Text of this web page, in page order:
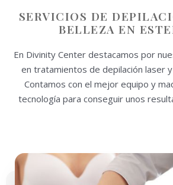
SERVICIOS DE
BELLEZA EN
En Divinity Center destacamos por
en tratamientos de depilación laser
Contamos con el mejor equipo y
tecnología para conseguir unos